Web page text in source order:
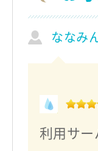
ななみ
利用サー